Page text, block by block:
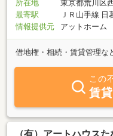
所在地
東京都荒川区
最寄駅
ＪＲ山手線
情報提供元
アットホーム
借地権・相続・賃貸管理な
この
賃